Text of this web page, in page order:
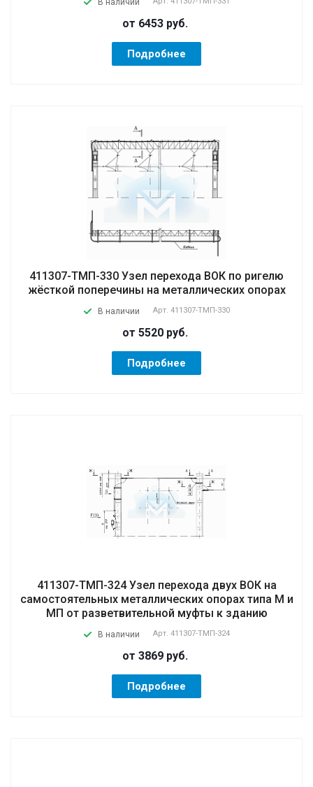
от 6453 руб.
Подробнее
411307-ТМП-330 Узел перехода ВОК по ригелю
жёсткой поперечины на металлических опорах
В наличии Арт. 411307-ТМП-330
от 5520 руб.
Подробнее
411307-ТМП-324 Узел перехода двух ВОК на
самостоятельных металлических опорах типа М и
МП от разветвительной муфты к зданию
В наличии Арт. 411307-ТМП-324
от 3869 руб.
Подробнее